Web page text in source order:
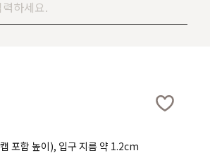
포함 높이), 입구 지름 약 1.2cm